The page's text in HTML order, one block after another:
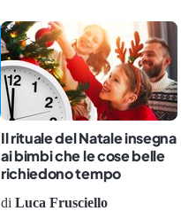
Il rituale del Natale insegna
ai bimbi che le cose belle
richiedono tempo
di Luca Frusciello